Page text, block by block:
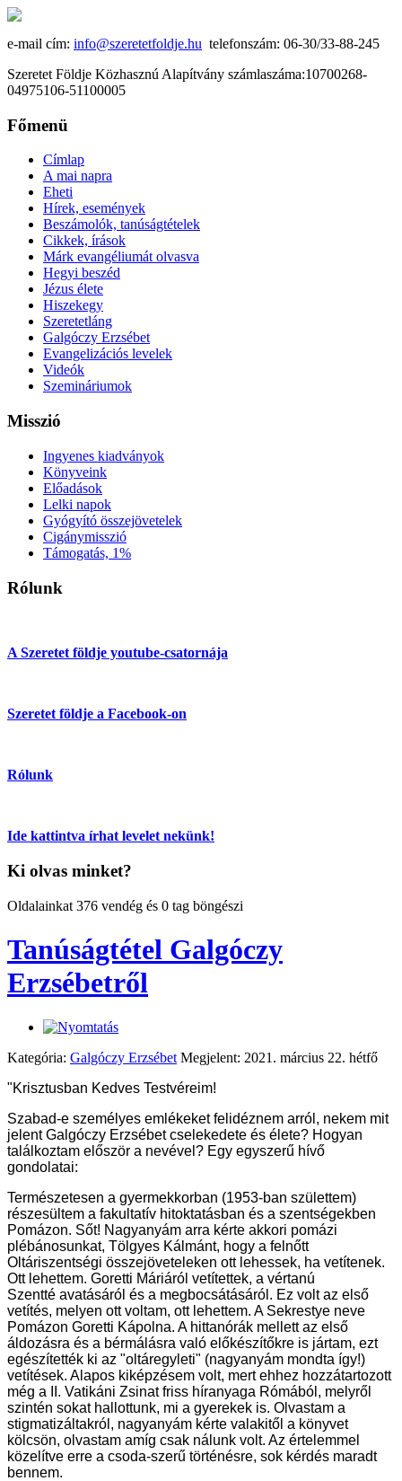
e-mail cím: info@szeretetfoldje.hu telefonszám: 06-30/33-88-245
Szeretet Földje Közhasznú Alapítvány számlaszáma:10700268-
04975106-51100005
Főmenü
Címlap
A mai napra
Eheti
Hírek, események
Beszámolók, tanúságtételek
Cikkek, írások
Márk evangéliumát olvasva
Hegyi beszéd
Jézus élete
Hiszekegy
Szeretetláng
Galgóczy Erzsébet
Evangelizációs levelek
Videók
Szemináriumok
Misszió
Ingyenes kiadványok
Könyveink
Előadások
Lelki napok
Gyógyító összejövetelek
Cigánymisszió
Támogatás, 1%
Rólunk
A Szeretet földje youtube-csatornája
Szeretet földje a Facebook-on
Rólunk
Ide kattintva írhat levelet nekünk!
Ki olvas minket?
Oldalainkat 376 vendég és 0 tag böngészi
Tanúságtétel Galgóczy
Erzsébetről
Kategória: Galgóczy Erzsébet Megjelent: 2021. március 22. hétfő
"Krisztusban Kedves Testvéreim!
Szabad-e személyes emlékeket felidéznem arról, nekem mit
jelent Galgóczy Erzsébet cselekedete és élete? Hogyan
találkoztam először a nevével? Egy egyszerű hívő
gondolatai:
Természetesen a gyermekkorban (1953-ban születtem)
részesültem a fakultatív hitoktatásban és a szentségekben
Pomázon. Sőt! Nagyanyám arra kérte akkori pomázi
plébánosunkat, Tölgyes Kálmánt, hogy a felnőtt
Oltáriszentségi összejöveteleken ott lehessek, ha vetítenek.
Ott lehettem. Goretti Máriáról vetítettek, a vértanú
Szentté avatásáról és a megbocsátásáról. Ez volt az első
vetítés, melyen ott voltam, ott lehettem. A Sekrestye neve
Pomázon Goretti Kápolna. A hittanórák mellett az első
áldozásra és a bérmálásra való előkészítőkre is jártam, ezt
egészítették ki az "oltáregyleti" (nagyanyám mondta így!)
vetítések. Alapos kiképzésem volt, mert ehhez hozzátartozott
még a II. Vatikáni Zsinat friss híranyaga Rómából, melyről
szintén sokat hallottunk, mi a gyerekek is. Olvastam a
stigmatizáltakról, nagyanyám kérte valakitől a könyvet
kölcsön, olvastam amíg csak nálunk volt. Az értelemmel
közelítve erre a csoda-szerű történésre, sok kérdés maradt
bennem.